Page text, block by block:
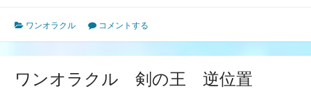
ワンオラクル コメントする
ワンオラクル 剣の王 逆位置